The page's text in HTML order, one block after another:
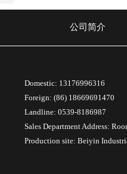
公司简介
Domestic: 13176996316
Foreign: (86) 18669691470
Landline: 0539-8186987
Sales Department Address:
Production site: Beiyin